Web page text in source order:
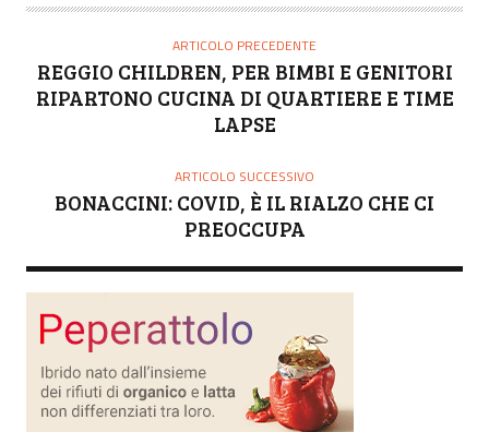
T
R
ARTICOLO PRECEDENTE
REGGIO CHILDREN, PER BIMBI E GENITORI
RIPARTONO CUCINA DI QUARTIERE E TIME
LAPSE
ARTICOLO SUCCESSIVO
BONACCINI: COVID, È IL RIALZO CHE CI
PREOCCUPA